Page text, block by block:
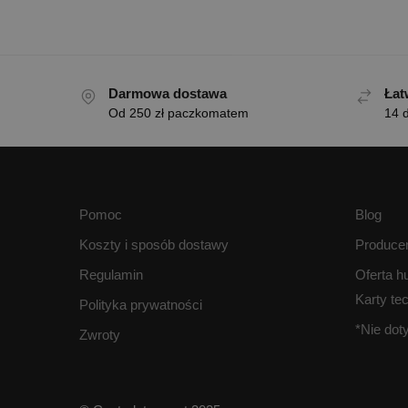
Darmowa dostawa
Od 250 zł paczkomatem 14
Pomoc
Koszty i sposób dostawy
Regulamin
Polityka prywatności
Zwroty
Blog
Oferta
Karty
*Nie